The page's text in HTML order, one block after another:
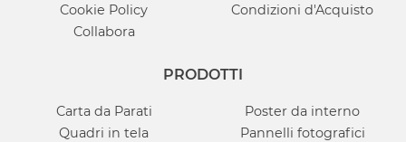
Cookie Policy
Condizioni d'Acquisto
Collabora
PRODOTTI
Carta da Parati
Poster da interno
Quadri in tela
Pannelli fotografici